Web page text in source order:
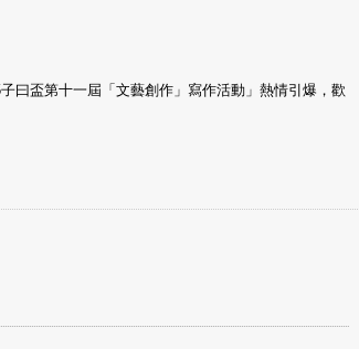
曰盃第十一屆「文藝創作」寫作活動」熱情引爆，歡